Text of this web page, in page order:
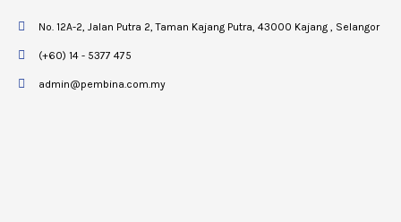
No. 12A-2, Jalan Putra 2, Taman Kajang Putra, 43000 Kajang , Selangor
(+60) 14 - 5377 475
admin@pembina.com.my